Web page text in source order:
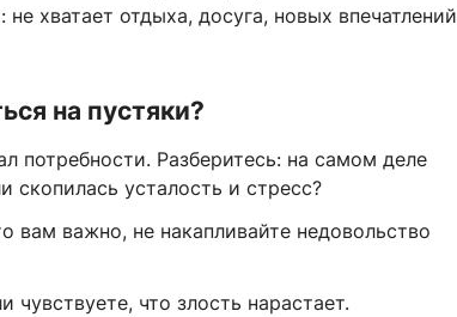
хватает отдыха, досуга, новых впечатлений
на пустяки?
потребности. Разберитесь: на самом деле
скопилась усталость и стресс?
вам важно, не накапливайте недовольство
чувствуете, что злость нарастает.